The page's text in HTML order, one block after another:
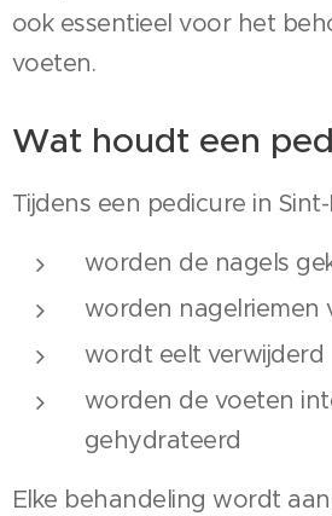
ook essentieel voor het
voeten.
Wat houdt een
Tijdens een pedicure in
worden de nagels
worden nagelriemen
wordt eelt verwijderd
worden de voeten
gehydrateerd
Elke behandeling wordt